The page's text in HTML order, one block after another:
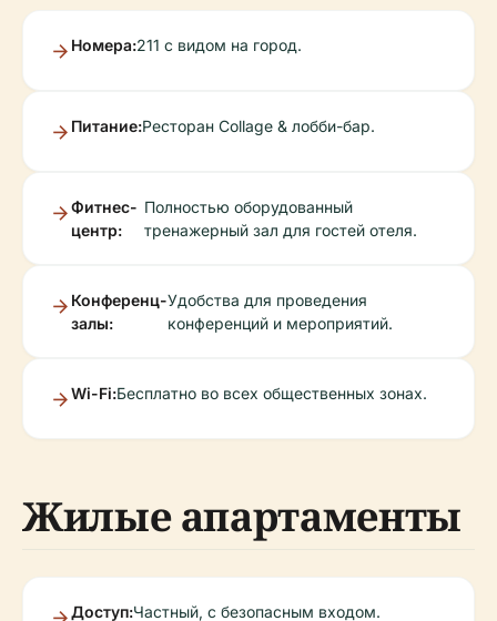
Номера:211 с видом на город.
Питание:Ресторан Collage & лобби-бар.
Фитнес-
центр:
Полностью оборудованный
тренажерный зал для гостей отеля.
Конференц-
залы:
Удобства для проведения
конференций и мероприятий.
Wi-Fi:Бесплатно во всех общественных зонах.
Жилые апартаменты
Доступ:Частный, с безопасным входом.